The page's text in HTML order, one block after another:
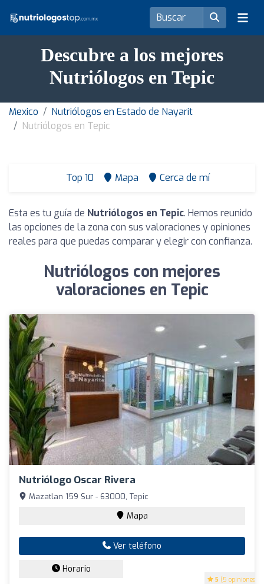
Descubre a los mejores
Nutriólogos en Tepic
Mexico
Nutriólogos en Estado de Nayarit
Nutriólogos en Tepic
Top 10 Mapa Cerca de mí
Esta es tu guía de Nutriólogos en Tepic. Hemos reunido
las opciones de la zona con sus valoraciones y opiniones
reales para que puedas comparar y elegir con confianza.
Nutriólogos con mejores
valoraciones en Tepic
Nutriólogo Oscar Rivera
5 (5 opiniones)
Mazatlan 159 Sur - 63000, Tepic
Mapa
Ver teléfono
Horario